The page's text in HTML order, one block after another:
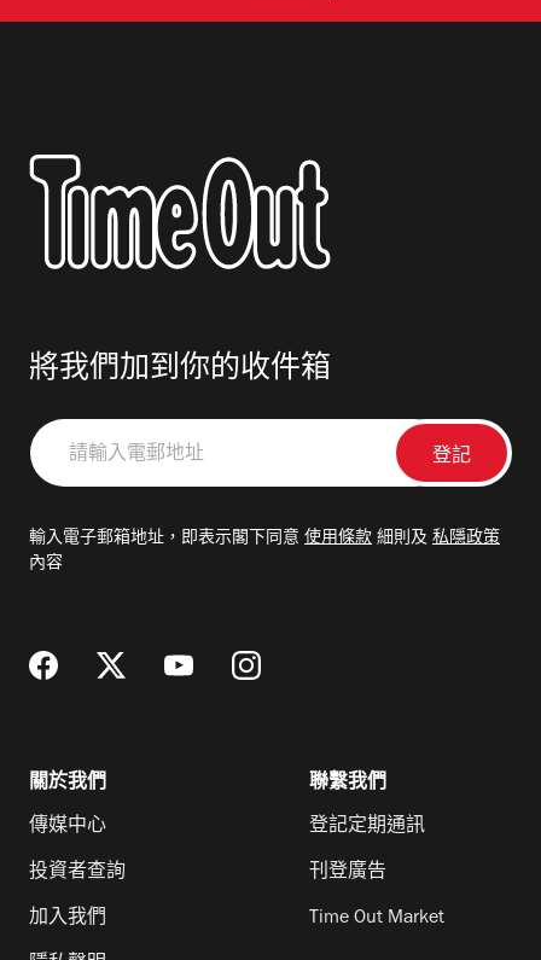
將我們加到你的收件箱
請
輸
郵
輸入電子郵箱地址，即表示閣下同意 使用條款 細則及 私隱政策
內容
關於我們
傳媒中心
投資者查詢
加入我們
聯繫我們
登記定期通訊
刊登廣告
Time Out Market